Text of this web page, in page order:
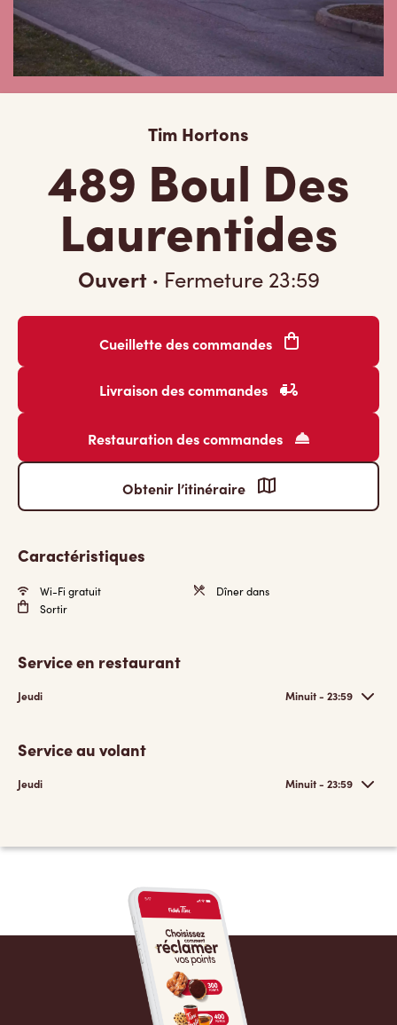
Tim Hortons
489 Boul Des
Laurentides
Ouvert · Fermeture 23:59
Cueillette des commandes
Livraison des commandes
Restauration des commandes
Obtenir l’itinéraire
Caractéristiques
Wi-Fi gratuit
Dîner dans
Sortir
Service en restaurant
Jeudi Minuit - 23:59
Service au volant
Jeudi Minuit - 23:59